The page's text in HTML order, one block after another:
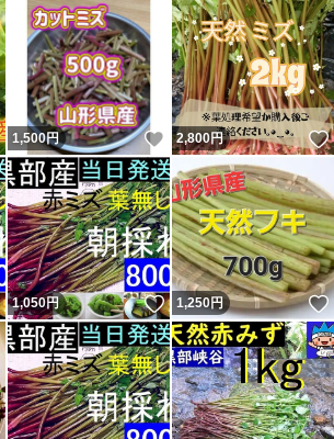
いいね！
1,500円 いいね！
2,800円
いいね！
1,050円 いいね！
1,250円